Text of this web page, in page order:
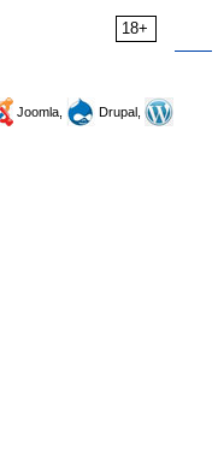
18+
Joomla,
Drupal,